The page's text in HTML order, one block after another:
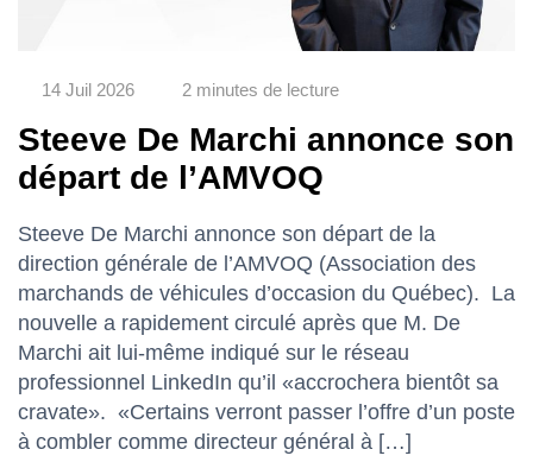
14 Juil 2026 2 minutes de lecture
Steeve De Marchi annonce son
départ de l’AMVOQ
Steeve De Marchi annonce son départ de la
direction générale de l’AMVOQ (Association des
marchands de véhicules d’occasion du Québec). La
nouvelle a rapidement circulé après que M. De
Marchi ait lui-même indiqué sur le réseau
professionnel LinkedIn qu’il «accrochera bientôt sa
cravate». «Certains verront passer l’offre d’un poste
à combler comme directeur général à […]